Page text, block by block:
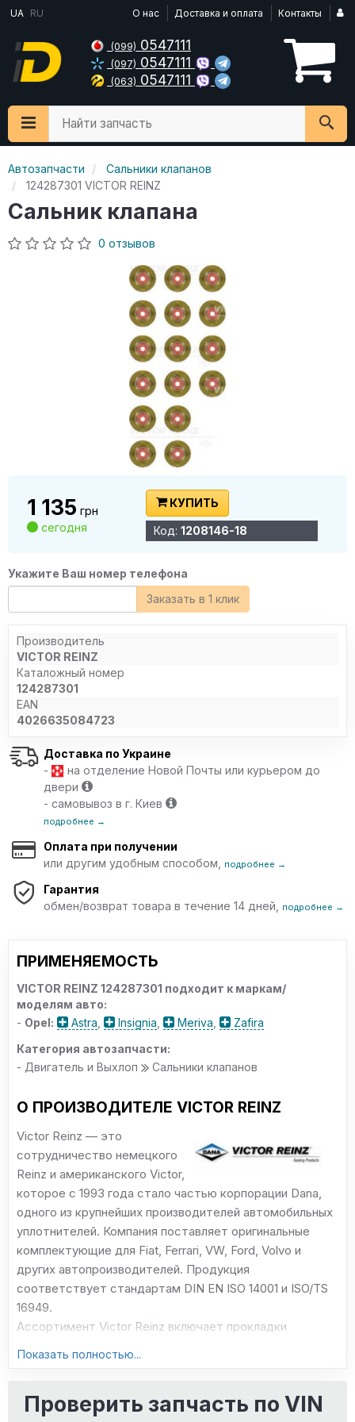
UA RU О нас Доставка и оплата Контакты
(099) 0547111
(097) 0547111
(063) 0547111
Найти запчасть
Автозапчасти
Сальники клапанов
124287301 VICTOR REINZ
Сальник клапана
0 отзывов
1 135 грн
сегодня
КУПИТЬ
Код: 1208146-18
Укажите Ваш номер телефона
Заказать в 1 клик
Производитель
VICTOR REINZ
Каталожный номер
124287301
EAN
4026635084723
Доставка по Украине
-
на отделение Новой Почты или курьером до
двери
- самовывоз в г. Киев
подробнее →
Оплата при получении
или другим удобным способом,
подробнее →
Гарантия
обмен/возврат товара в течение 14 дней,
подробнее →
ПРИМЕНЯЕМОСТЬ
VICTOR REINZ 124287301 подходит к маркам/
моделям авто:
- Opel: Astra Insignia Meriva
Zafira
Категория автозапчасти:
- Двигатель и Выхлоп
Сальники клапанов
О ПРОИЗВОДИТЕЛЕ VICTOR REINZ
Victor Reinz — это
сотрудничество немецкого
Reinz и американского Victor,
которое с 1993 года стало частью корпорации Dana,
одного из крупнейших производителей автомобильных
уплотнителей. Компания поставляет оригинальные
комплектующие для Fiat, Ferrari, VW, Ford, Volvo и
других автопроизводителей. Продукция
соответствует стандартам DIN EN ISO 14001 и ISO/TS
16949.
Ассортимент Victor Reinz включает прокладки
оригинальные комплектующие могут быть более
Показать полностью...
Проверить запчасть по VIN